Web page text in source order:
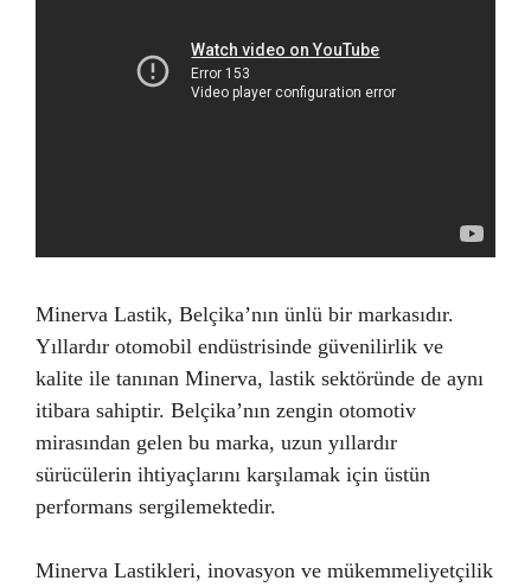
Minerva Lastik, Belçika’nın ünlü bir markasıdır.
Yıllardır otomobil endüstrisinde güvenilirlik ve
kalite ile tanınan Minerva, lastik sektöründe de aynı
itibara sahiptir. Belçika’nın zengin otomotiv
mirasından gelen bu marka, uzun yıllardır
sürücülerin ihtiyaçlarını karşılamak için üstün
performans sergilemektedir.
Minerva Lastikleri, inovasyon ve mükemmeliyetçilik